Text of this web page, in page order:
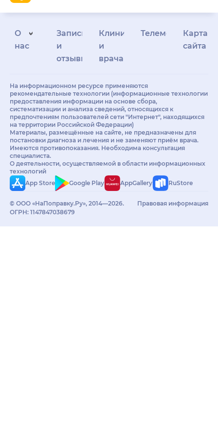
О
нас
Запись
и
отзывы
Клиникам
и
врачам
Телемедицина
Карта
сайта
На информационном ресурсе применяются
рекомендательные технологии (информационные технологии
предоставления информации на основе сбора,
систематизации и анализа сведений, относящихся к
предпочтениям пользователей сети "Интернет", находящихся
на территории Российской Федерации)
Материалы, размещённые на сайте, не предназначены для
постановки диагноза и лечения и не заменяют приём врача.
Имеются противопоказания. Необходима консультация
специалиста.
О деятельности, осуществляемой в области информационных
технологий
App Store
Google Play AppGallery RuStore
© ООО «НаПоправку.Ру», 2014—2026.
ОГРН: 1147847038679
Правовая информация